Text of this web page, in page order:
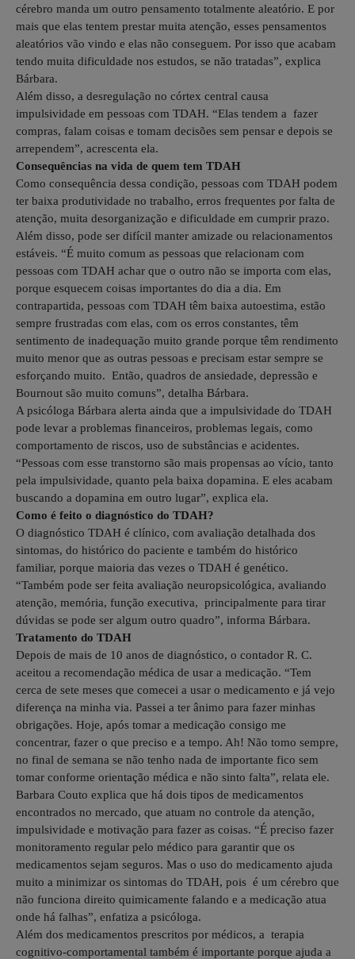
cérebro manda um outro pensamento totalmente aleatório. E por
mais que elas tentem prestar muita atenção, esses pensamentos
aleatórios vão vindo e elas não conseguem. Por isso que acabam
tendo muita dificuldade nos estudos, se não tratadas”, explica
Bárbara.
Além disso, a desregulação no córtex central causa
impulsividade em pessoas com TDAH. “Elas tendem a fazer
compras, falam coisas e tomam decisões sem pensar e depois se
arrependem”, acrescenta ela.
Consequências na vida de quem tem TDAH
Como consequência dessa condição, pessoas com TDAH podem
ter baixa produtividade no trabalho, erros frequentes por falta de
atenção, muita desorganização e dificuldade em cumprir prazo.
Além disso, pode ser difícil manter amizade ou relacionamentos
estáveis. “É muito comum as pessoas que relacionam com
pessoas com TDAH achar que o outro não se importa com elas,
porque esquecem coisas importantes do dia a dia. Em
contrapartida, pessoas com TDAH têm baixa autoestima, estão
sempre frustradas com elas, com os erros constantes, têm
sentimento de inadequação muito grande porque têm rendimento
muito menor que as outras pessoas e precisam estar sempre se
esforçando muito. Então, quadros de ansiedade, depressão e
Bournout são muito comuns”, detalha Bárbara.
A psicóloga Bárbara alerta ainda que a impulsividade do TDAH
pode levar a problemas financeiros, problemas legais, como
comportamento de riscos, uso de substâncias e acidentes.
“Pessoas com esse transtorno são mais propensas ao vício, tanto
pela impulsividade, quanto pela baixa dopamina. E eles acabam
buscando a dopamina em outro lugar”, explica ela.
Como é feito o diagnóstico do TDAH?
O diagnóstico TDAH é clínico, com avaliação detalhada dos
sintomas, do histórico do paciente e também do histórico
familiar, porque maioria das vezes o TDAH é genético.
“Também pode ser feita avaliação neuropsicológica, avaliando
atenção, memória, função executiva, principalmente para tirar
dúvidas se pode ser algum outro quadro”, informa Bárbara.
Tratamento do TDAH
Depois de mais de 10 anos de diagnóstico, o contador R. C.
aceitou a recomendação médica de usar a medicação. “Tem
cerca de sete meses que comecei a usar o medicamento e já vejo
diferença na minha via. Passei a ter ânimo para fazer minhas
obrigações. Hoje, após tomar a medicação consigo me
concentrar, fazer o que preciso e a tempo. Ah! Não tomo sempre,
no final de semana se não tenho nada de importante fico sem
tomar conforme orientação médica e não sinto falta”, relata ele.
Barbara Couto explica que há dois tipos de medicamentos
encontrados no mercado, que atuam no controle da atenção,
impulsividade e motivação para fazer as coisas. “É preciso fazer
monitoramento regular pelo médico para garantir que os
medicamentos sejam seguros. Mas o uso do medicamento ajuda
muito a minimizar os sintomas do TDAH, pois é um cérebro que
não funciona direito quimicamente falando e a medicação atua
onde há falhas”, enfatiza a psicóloga.
Além dos medicamentos prescritos por médicos, a terapia
cognitivo-comportamental também é importante porque ajuda a